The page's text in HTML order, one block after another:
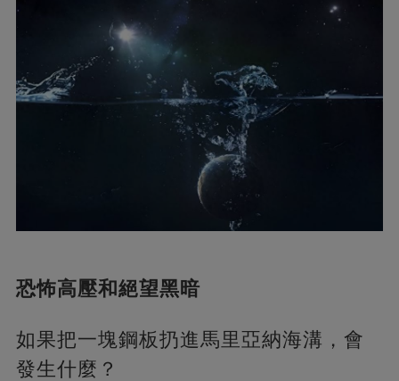
恐怖高壓和絕望黑暗
如果把一塊鋼板扔進馬里亞納海溝，會
發生什麼？